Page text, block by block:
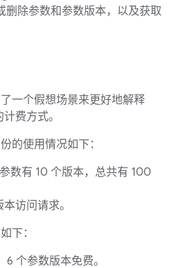
删除参数和参数版本，以及获取
一个假想场景来更好地解释
费方式。
的使用情况如下：
数有 10 个版本，总共有 100
访问请求。
下：
个参数版本免费。